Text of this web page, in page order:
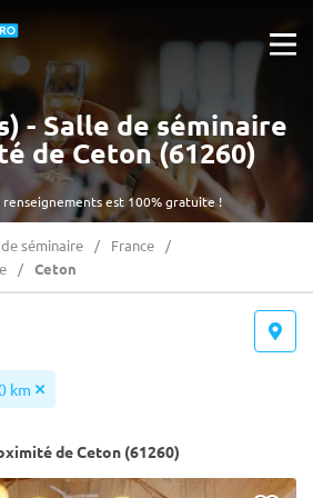
renseignements est 100% gratuite !
- Salle de séminaire
de Ceton (61260)
séminaire
France
Ceton
km
de Ceton (61260)